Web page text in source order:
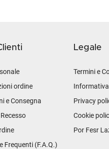
ordine
e Consegna
Frequenti (F.A.Q.)
Legale
Termini e
Privacy
Cookie
Por Fesr